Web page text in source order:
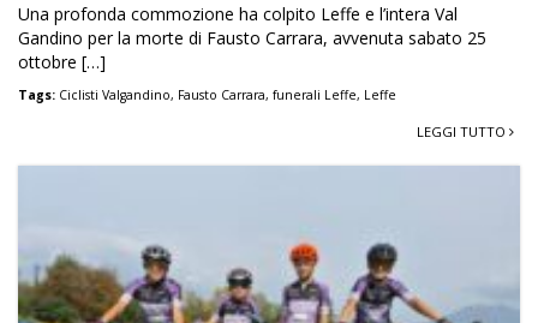
Una profonda commozione ha colpito Leffe e l’intera Val
Gandino per la morte di Fausto Carrara, avvenuta sabato 25
ottobre […]
Tags: Ciclisti Valgandino, Fausto Carrara, funerali Leffe, Leffe
LEGGI TUTTO